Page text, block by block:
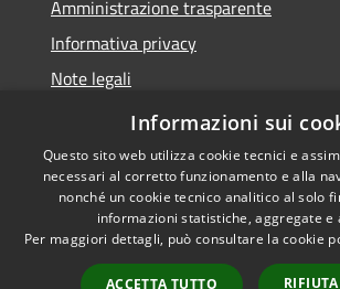
Amministrazione trasparente
Informativa privacy
Note legali
Dichiarazione di accessibilità
Accessibilità
Copyright
Informazioni sui
Questo sito web utilizza cookie tecnici e
necessari al corretto funzionamento e alla
nonché un cookie tecnico analitico al solo
informazioni statistiche, aggregate e
Per maggiori dettagli, può consultare la cookie
ACCETTA TUTTO